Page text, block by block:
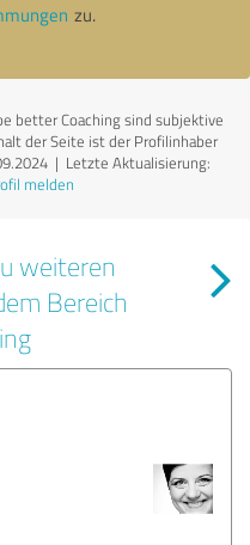
zu.
better Coaching sind subjektive
der Seite ist der Profilinhaber
| Letzte Aktualisierung:
melden
weiteren
Bereich